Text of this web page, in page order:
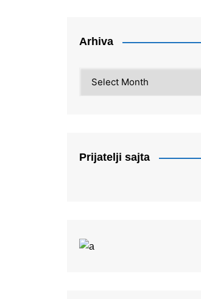
Arhiva
Prijatelji sajta